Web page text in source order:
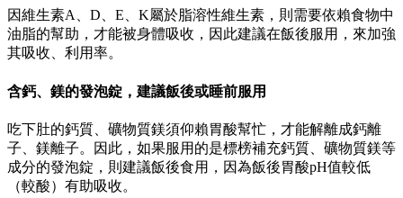
因維生素A、D、E、K屬於脂溶性維生素，則需要依賴食物中
油脂的幫助，才能被身體吸收，因此建議在飯後服用，來加強
其吸收、利用率。
含鈣、鎂的發泡錠，建議飯後或睡前服用
吃下肚的鈣質、礦物質鎂須仰賴胃酸幫忙，才能解離成鈣離
子、鎂離子。因此，如果服用的是標榜補充鈣質、礦物質鎂等
成分的發泡錠，則建議飯後食用，因為飯後胃酸pH值較低
（較酸）有助吸收。